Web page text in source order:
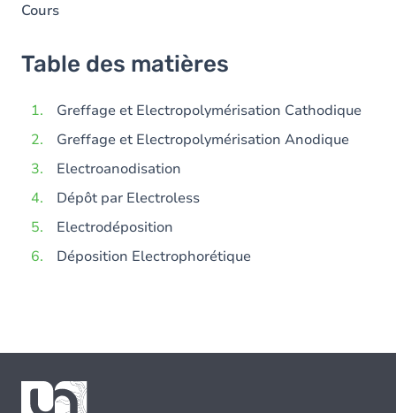
Cours
Table des matières
Greffage et Electropolymérisation Cathodique
Greffage et Electropolymérisation Anodique
Electroanodisation
Dépôt par Electroless
Electrodéposition
Déposition Electrophorétique